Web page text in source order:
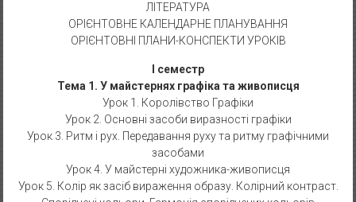
ЛІТЕРАТУРА
ОРІЄНТОВНЕ КАЛЕНДАРНЕ ПЛАНУВАННЯ
ОРІЄНТОВНІ ПЛАНИ-КОНСПЕКТИ УРОКІВ
I семестр
Тема 1. У майстернях графіка та живописця
Урок 1. Королівство Графіки
Урок 2. Основні засоби виразності графіки
Урок 3. Ритм і рух. Передавання руху та ритму графічними
засобами
Урок 4. У майстерні художника-живописця
Урок 5. Колір як засіб вираження образу. Колірний контраст.